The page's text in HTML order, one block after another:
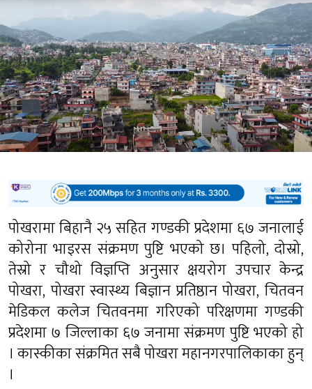
पोखरामा बिहानै २५ सहित गण्डकी प्रदेशमा ६७ जनालाई
कोरोना भाइरस संक्रमण पुष्टि भएको छ। पहिलो, दोस्रो,
तेस्रो र चौथो विज्ञप्ति अनुसार क्षयरोग उपचार केन्द्र
पोखरा, पोखरा स्वास्थ्य बिज्ञान प्रतिष्ठान पोखरा, चितवन
मेडिकल कलेज चितवनमा गरिएको परिक्षणमा गण्डकी
प्रदेशमा ७ जिल्लाका ६७ जनामा संक्रमण पुष्टि भएको हो
। कास्कीका संक्रमित सबै पोखरा महानगरपालिकाका हुन्
।